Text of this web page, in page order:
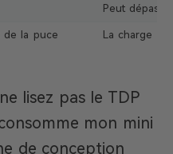
Peut
de la puce La charge
lisez pas le TDP
mon mini
de conception